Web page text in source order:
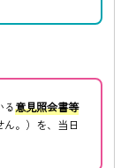
る意見照会書等
。）を、当日